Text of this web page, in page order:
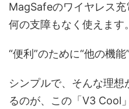
MagSafeのワイヤレス充
何の支障もなく使えます。
“便利”のために“他の機能
シンプルで、そんな理
るのが、この「V3 Cool」